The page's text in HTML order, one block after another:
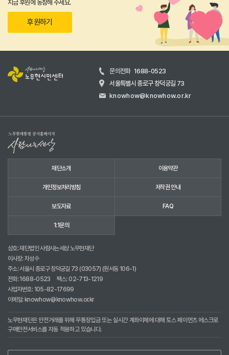
지금 후원에 동참해 주세요.
후원하기
문의전화 1688-0523
서울특별시 종로구 창덕궁길 73
knowhow@knowhow.or.kr
재단소개 이용약관
개인정보처리방침 저작권 안내
보도자료 FAQ
1:1문의
상호: 재단법인 사람사는세상 노무현재단
이사장: 차성수
주소: 서울시 종로구 창덕궁길 73 (03057) (원서동 106-1)
전화:1688-0523
팩스: 02-713-1219
사업자번호: 105-82-17699
이메일:knowhow@knowhow.or.kr
노무현재단은 안전거래를 위해 무통장입금 또는 실시간 계좌이체에 대해 토스 페이먼츠 에스크로
구매안전서비스를 자동 적용하고 있습니다.